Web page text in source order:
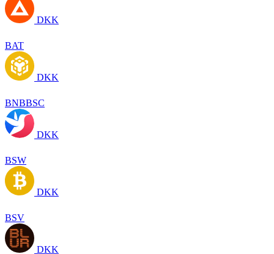
DKK
BAT
DKK
BNBBSC
DKK
BSW
DKK
BSV
DKK